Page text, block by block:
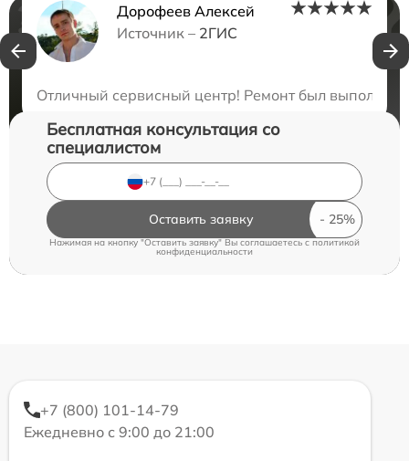
Дорофеев Алексей
Источник – 2ГИС
Отличный сервисный центр! Ремонт был выполнен
Нужна консультация?
Бесплатная консультация со
специалистом
Оставить заявку
Нажимая на кнопку "Оставить заявку" Вы соглашаетесь cполитикой
конфиденциальности
+7 (800) 101-14-79
Ежедневно с 9:00 до 21:00